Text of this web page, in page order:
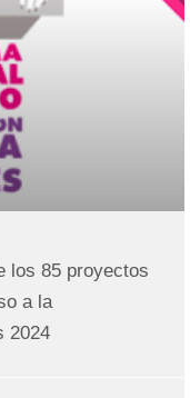
los 85 proyectos
a la
2024